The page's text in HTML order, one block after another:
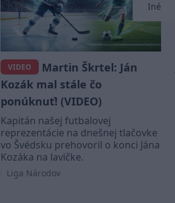
Iné
VIDEO
Martin Škrtel: Ján
Kozák mal stále čo
ponúknuť! (VIDEO)
Kapitán našej futbalovej
reprezentácie na dnešnej tlačovke
vo Švédsku prehovoril o konci Jána
Kozáka na lavičke.
Liga Národov